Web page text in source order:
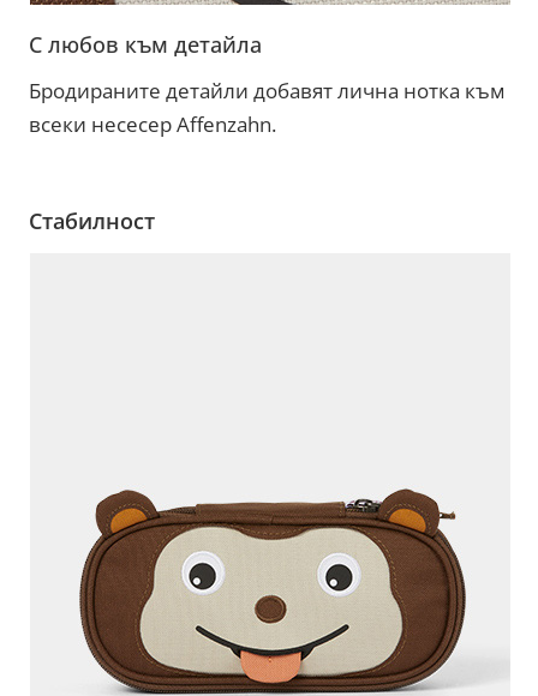
С любов към детайла
Бродираните детайли добавят лична нотка към
всеки несесер Affenzahn.
Стабилност